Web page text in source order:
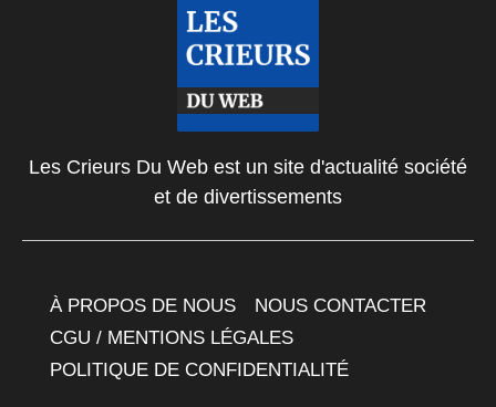
Les Crieurs Du Web est un site d'actualité société
et de divertissements
À PROPOS DE NOUS
NOUS CONTACTER
CGU / MENTIONS LÉGALES
POLITIQUE DE CONFIDENTIALITÉ